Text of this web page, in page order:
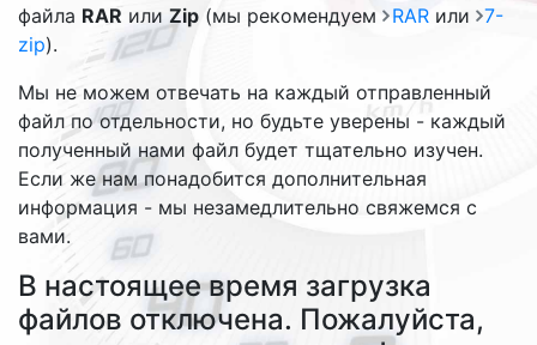
файла RAR или Zip (мы рекомендуем RARили
7-
zip).
Мы не можем отвечать на каждый отправленный
файл по отдельности, но будьте уверены - каждый
полученный нами файл будет тщательно изучен.
Если же нам понадобится дополнительная
информация - мы незамедлительно свяжемся с
вами.
В настоящее время загрузка
файлов отключена. Пожалуйста,